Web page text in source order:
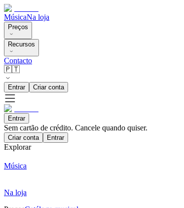
MúsicaNa loja
Preços
Recursos
Contacto
🇵🇹
Entrar Criar conta
Entrar
Sem cartão de crédito. Cancele quando quiser.
Criar conta Entrar
Explorar
Música
Na loja